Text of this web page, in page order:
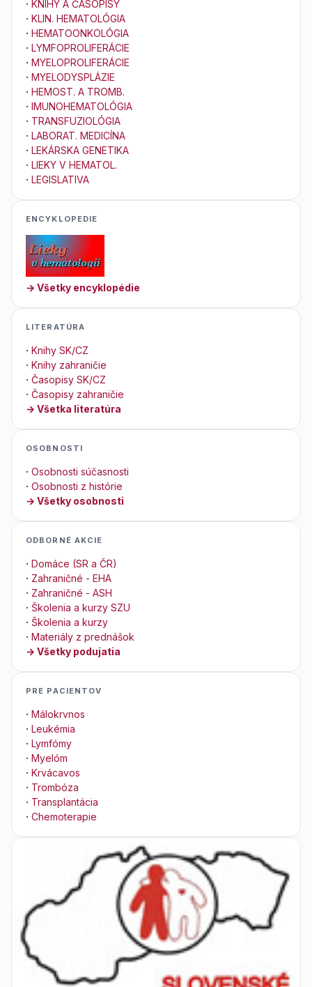
· KNIHY A ČASOPISY
· KLIN. HEMATOLÓGIA
· HEMATOONKOLÓGIA
· LYMFOPROLIFERÁCIE
· MYELOPROLIFERÁCIE
· MYELODYSPLÁZIE
· HEMOST. A TROMB.
· IMUNOHEMATOLÓGIA
· TRANSFUZIOLÓGIA
· LABORAT. MEDICÍNA
· LEKÁRSKA GENETIKA
· LIEKY V HEMATOL.
· LEGISLATIVA
ENCYKLOPEDIE
→ Všetky encyklopédie
LITERATÚRA
· Knihy SK/CZ
· Knihy zahraničie
· Časopisy SK/CZ
· Časopisy zahraničie
→ Všetka literatúra
OSOBNOSTI
· Osobnosti súčasnosti
· Osobnosti z histórie
→ Všetky osobnosti
ODBORNÉ AKCIE
· Domáce (SR a ČR)
· Zahraničné - EHA
· Zahraničné - ASH
· Školenia a kurzy SZU
· Školenia a kurzy
· Materiály z prednášok
→ Všetky podujatia
PRE PACIENTOV
· Málokrvnos
· Leukémia
· Lymfómy
· Myelóm
· Krvácavos
· Trombóza
· Transplantácia
· Chemoterapie